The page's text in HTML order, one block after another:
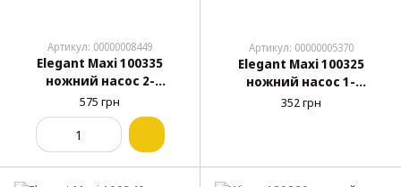
Артикул: 00000008449
Elegant Maxi 100335
ножний насос 2-
циліндровий посилений
55x120 мм 7 Атм
манометр
575 грн
Артикул: 00000005370
Elegant Maxi 100325
ножний насос 1-
циліндровий посилений
352 грн